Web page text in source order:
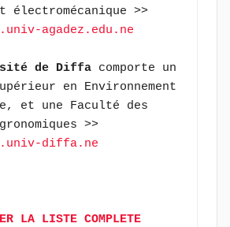
Fossiles et électromécanique >>
agadez.edu.ne
de Diffa comporte un
en Environnement
et une Faculté des
Sciences Agronomiques >>
diffa.ne
LA LISTE COMPLETE